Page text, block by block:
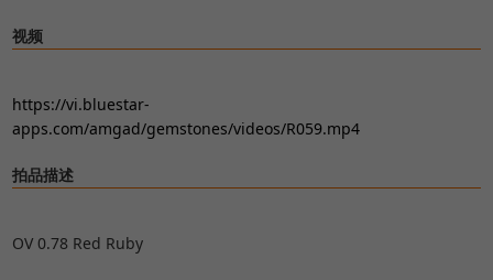
视频
https://vi.bluestar-
apps.com/amgad/gemstones/videos/R059.mp4
拍品描述
OV 0.78 Red Ruby